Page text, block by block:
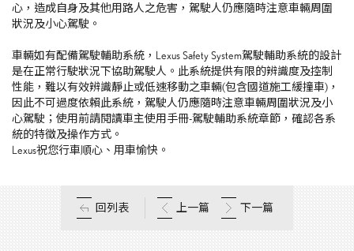
心，造成自身及其他用路人之危害，駕駛人仍應隨時注意車輛周圍
狀況及小心駕駛。
車輛如有配備駕駛輔助系統，Lexus Safety System駕駛輔助系統的設計
是在正常行駛狀況下協助駕駛人。此系統提供有限的辨識度及控制
性能，難以有效辨識靜止或低速移動之車輛(包含國道施工緩撞車)，
因此不可過度依賴此系統，駕駛人仍應隨時注意車輛周圍狀況及小
心駕駛；使用前請閱讀車主使用手冊-駕駛輔助系統章節，確認各系
統的特徵及操作方式。
Lexus祝您行車順心、用車愉快。
回列表 上一篇 下一篇